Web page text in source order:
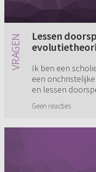
Lessen
Ik ben een
een
en lessen
jagers en verzame...
Geen reacties